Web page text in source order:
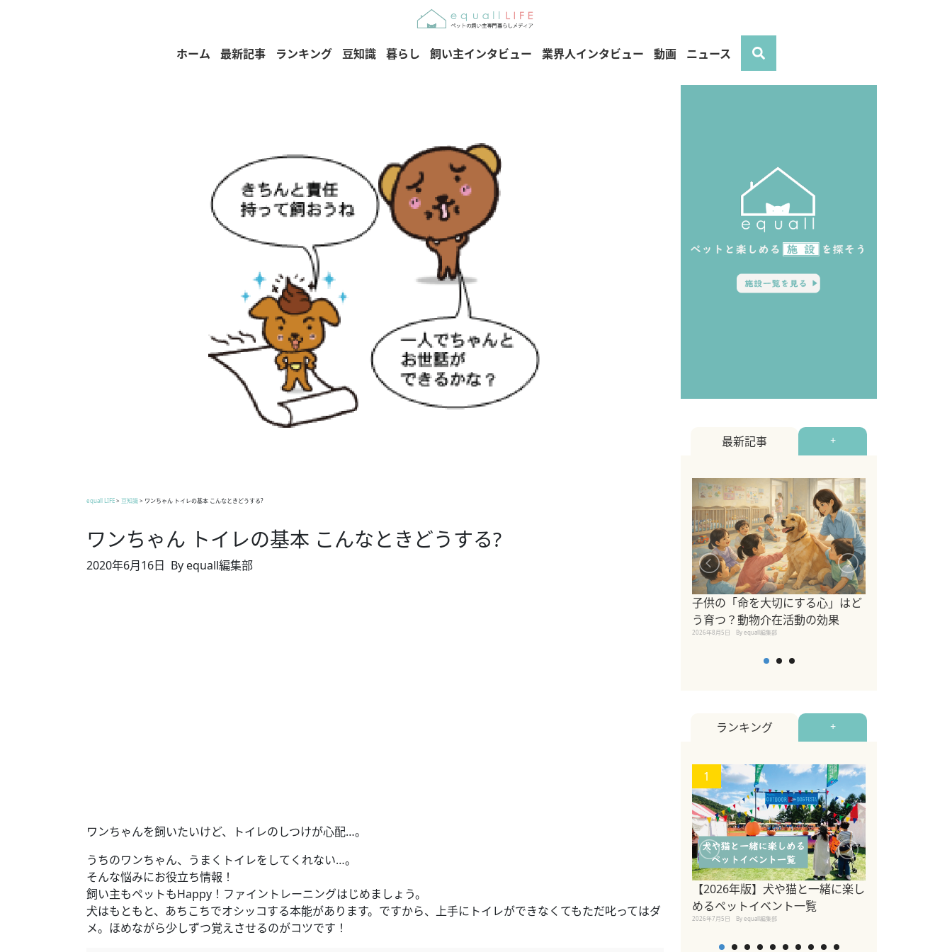
ホーム 最新記事 ランキング 豆知識 暮らし 飼い主インタビュー 業界人インタビュー 動画 ニュース
equall LIFE> 豆知識> ワンちゃん トイレの基本 こんなときどうする?
ワンちゃん トイレの基本 こんなときどうする?
2020年6月16日 By equall編集部
ワンちゃんを飼いたいけど、トイレのしつけが心配…。
うちのワンちゃん、うまくトイレをしてくれない…。
そんな悩みにお役立ち情報！
飼い主もペットもHappy！ファイントレーニングはじめましょう。
犬はもともと、あちこちでオシッコする本能があります。ですから、上手にトイレができなくてもただ叱ってはダ
メ。ほめながら少しずつ覚えさせるのがコツです！
最新記事 +
子供の「命を大切にする心」はど
う育つ？動物介在活動の効果
2026年8月5日 By equall編集部
ランキング +
1
【2026年版】犬や猫と一緒に楽し
めるペットイベント一覧
2026年7月5日 By equall編集部